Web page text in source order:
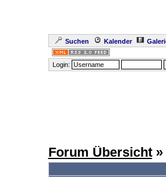
Suchen Kalender
Login:
Forum Übersicht»